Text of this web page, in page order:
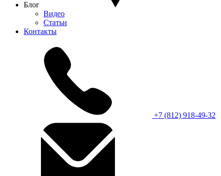
Блог
Видео
Статьи
Контакты
+7 (812) 918-49-32